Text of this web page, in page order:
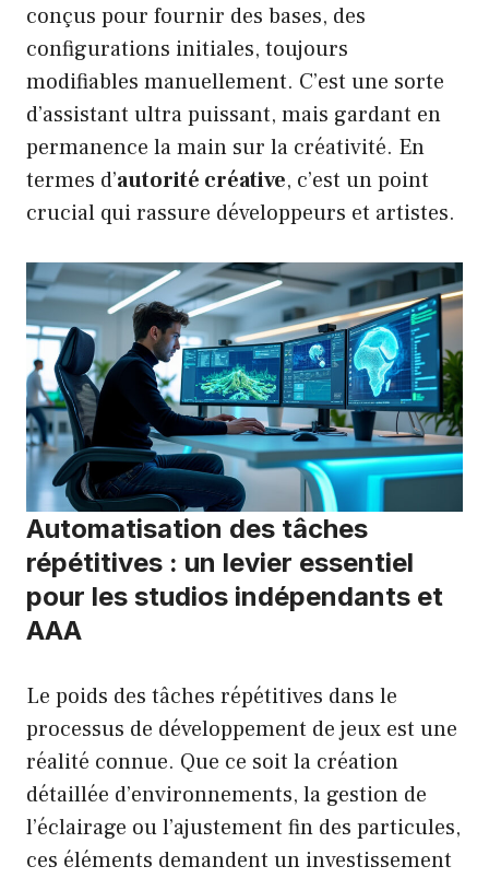
conçus pour fournir des bases, des
configurations initiales, toujours
modifiables manuellement. C’est une sorte
d’assistant ultra puissant, mais gardant en
permanence la main sur la créativité. En
termes d’autorité créative, c’est un point
crucial qui rassure développeurs et artistes.
Automatisation des tâches
répétitives : un levier essentiel
pour les studios indépendants et
AAA
Le poids des tâches répétitives dans le
processus de développement de jeux est une
réalité connue. Que ce soit la création
détaillée d’environnements, la gestion de
l’éclairage ou l’ajustement fin des particules,
ces éléments demandent un investissement